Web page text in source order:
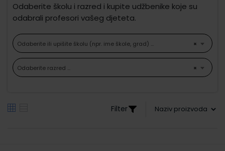
Odaberite školu i razred i kupite udžbenike koje su
odabrali profesori vašeg djeteta.
×
Odaberite ili upišite školu (npr. ime škole, grad) ...
×
Odaberite razred ...
Filter